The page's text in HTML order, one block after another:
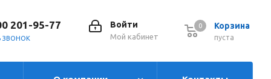
Корзина
0
пуста
0
Войти
Мой кабинет
201-95-77
ЗВОНОК